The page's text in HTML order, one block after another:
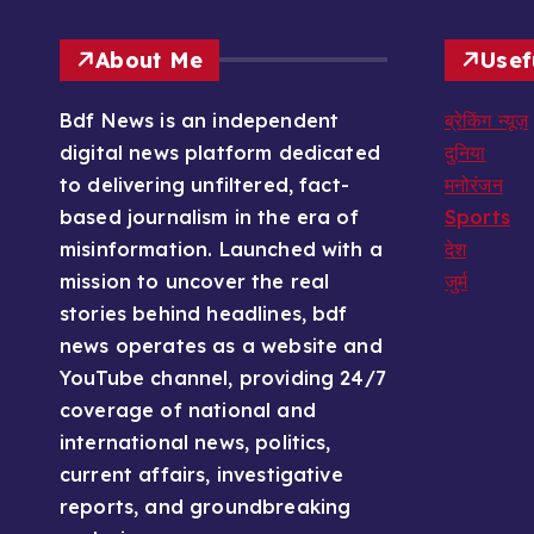
About Me
Bdf News is an independent
digital news platform dedicated
to delivering unfiltered, fact-
based journalism in the era of
misinformation. Launched with a
mission to uncover the real
stories behind headlines, bdf
news operates as a website and
YouTube channel, providing 24/7
coverage of national and
international news, politics,
current affairs, investigative
reports, and groundbreaking
ब्रेकिंग न्यूज़
दुनिया
मनोरंजन
Sports
देश
जुर्म